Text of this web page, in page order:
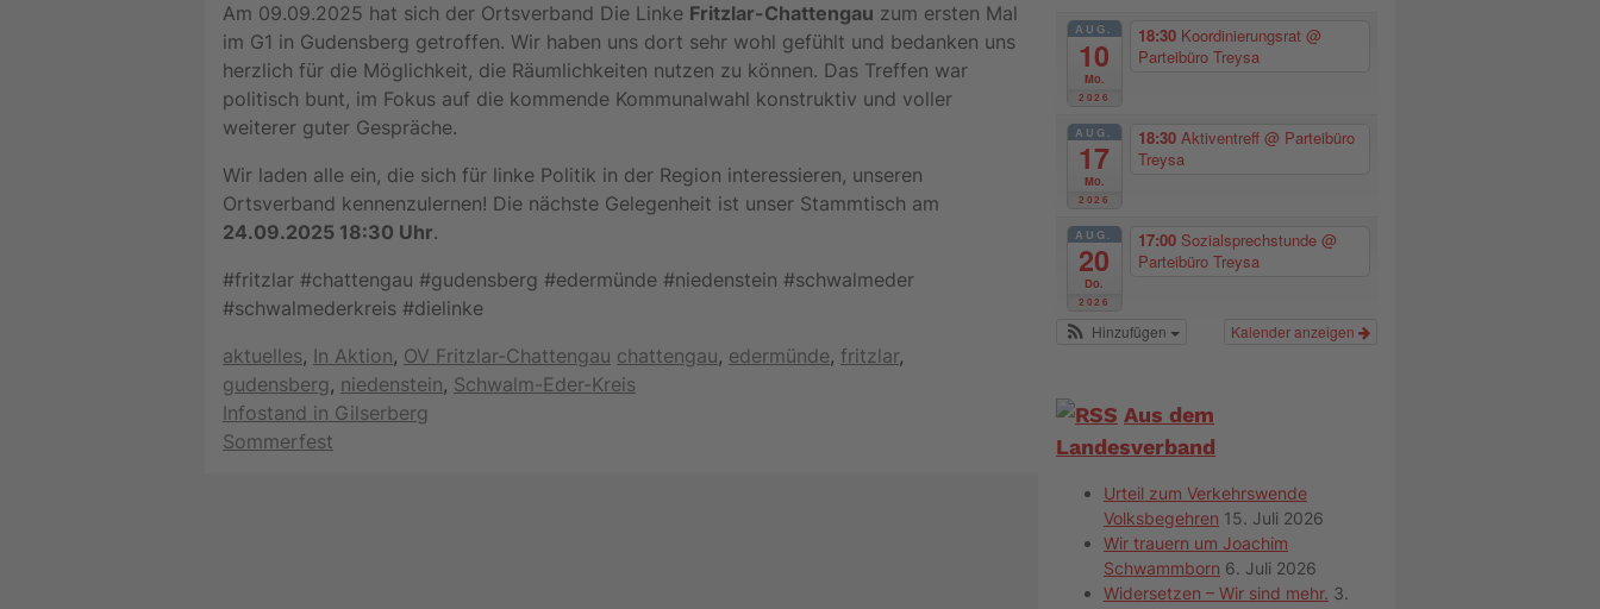
Am 09.09.2025 hat sich der Ortsverband Die Linke Fritzlar-Chattengau zum ersten Mal
im G1 in Gudensberg getroffen. Wir haben uns dort sehr wohl gefühlt und bedanken uns
herzlich für die Möglichkeit, die Räumlichkeiten nutzen zu können. Das Treffen war
politisch bunt, im Fokus auf die kommende Kommunalwahl konstruktiv und voller
weiterer guter Gespräche.
Wir laden alle ein, die sich für linke Politik in der Region interessieren, unseren
Ortsverband kennenzulernen! Die nächste Gelegenheit ist unser Stammtisch am
24.09.2025 18:30 Uhr.
#fritzlar #chattengau #gudensberg #edermünde #niedenstein #schwalmeder
#schwalmederkreis #dielinke
Kategorien
aktuelles, In Aktion, OV Fritzlar-Chattengau Schlagwörter
chattengau, edermünde, fritzlar,
gudensberg, niedenstein, Schwalm-Eder-Kreis
Infostand in Gilserberg
Sommerfest
AUG.
10
Mo.
2026
18:30 Koordinierungsrat @
Parteibüro Treysa
AUG.
17
Mo.
2026
18:30 Aktiventreff @ Parteibüro
Treysa
AUG.
20
Do.
2026
17:00 Sozialsprechstunde @
Parteibüro Treysa
Kalender anzeigen
Hinzufügen
Aus dem
Landesverband
Urteil zum Verkehrswende
Volksbegehren 15. Juli 2026
Wir trauern um Joachim
Schwammborn 6. Juli 2026
Widersetzen – Wir sind mehr. 3.